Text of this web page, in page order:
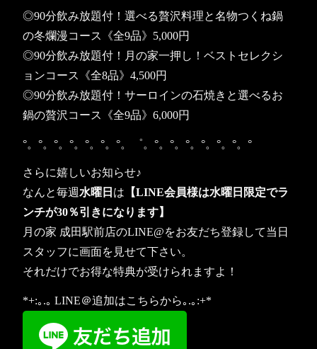
◎90分飲み放題付！選べる贅沢料理と名物つくね鍋
の冬爛漫コース《全9品》5,000円
◎90分飲み放題付！月の家一押し！ベストセレクシ
ョンコース《全8品》4,500円
◎90分飲み放題付！サーロインの石焼きと選べるお
鍋の贅沢コース《全9品》6,000円
°。°。°。°。°。°。°。゜。°。°。°。°。°。°。°
さらに嬉しいお知らせ♪
なんと毎週 水曜日 は 【LINE会員様は水曜日限定でラ
ンチが30％引きになります】
月の家 成田駅前店のLINE@をお友だち登録して当日
スタッフに画面を見せて下さい。
それだけでお得な特典が受けられますよ！
*+:｡.｡ LINE＠追加はこちらから｡.｡:+*